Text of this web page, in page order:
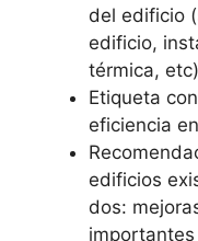
del edificio
edificio,
térmica, etc)
Etiqueta
eficiencia
edificios
dos: